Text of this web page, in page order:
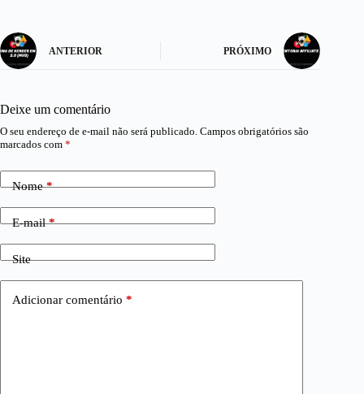
ANTERIOR PRÓXIMO
Deixe um comentário
O seu endereço de e-mail não será publicado. Campos obrigatórios são
marcados com *
Nome*
E-mail*
Site
Adicionar comentário *